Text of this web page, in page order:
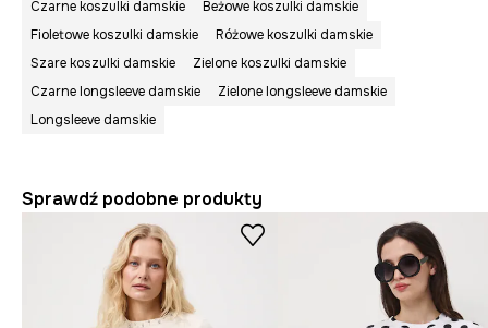
Czarne koszulki damskie
Beżowe koszulki damskie
Fioletowe koszulki damskie
Różowe koszulki damskie
Szare koszulki damskie
Zielone koszulki damskie
Czarne longsleeve damskie
Zielone longsleeve damskie
Longsleeve damskie
Sprawdź podobne produkty